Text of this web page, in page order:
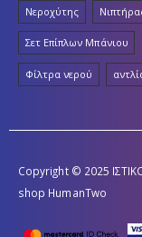
Νεροχύτης
Σετ Επίπλων Μπάνιου
Φίλτρα νερού
Copyright © 2025
shop HumanTwo